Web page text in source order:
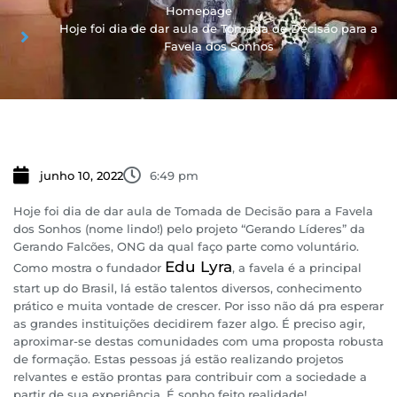
Homepage
Hoje foi dia de dar aula de Tomada de Decisão para a
Favela dos Sonhos
junho 10, 2022 6:49 pm
Hoje foi dia de dar aula de Tomada de Decisão para a Favela
dos Sonhos (nome lindo!) pelo projeto “Gerando Líderes” da
Gerando Falcões, ONG da qual faço parte como voluntário.
Como mostra o fundador Edu Lyra, a favela é a principal
start up do Brasil, lá estão talentos diversos, conhecimento
prático e muita vontade de crescer. Por isso não dá pra esperar
as grandes instituições decidirem fazer algo. É preciso agir,
aproximar-se destas comunidades com uma proposta robusta
de formação. Estas pessoas já estão realizando projetos
relvantes e estão prontas para contribuir com a sociedade a